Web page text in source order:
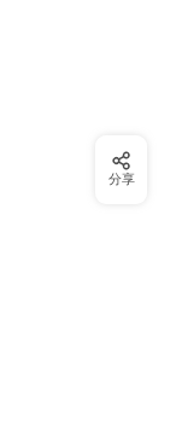
分享